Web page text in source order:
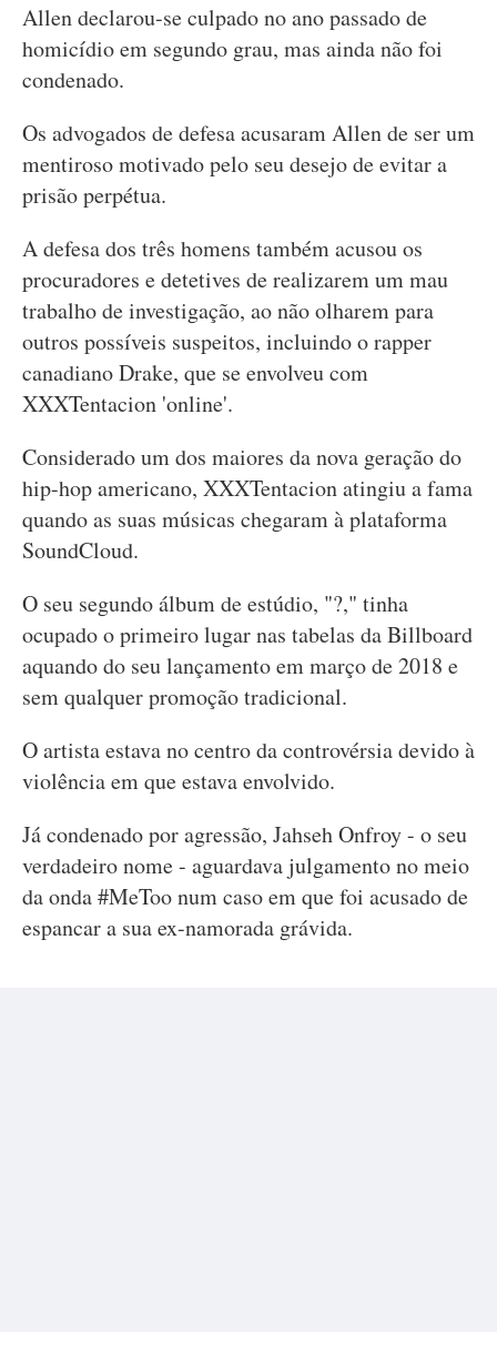
Allen declarou-se culpado no ano passado de
homicídio em segundo grau, mas ainda não foi
condenado.
Os advogados de defesa acusaram Allen de ser um
mentiroso motivado pelo seu desejo de evitar a
prisão perpétua.
A defesa dos três homens também acusou os
procuradores e detetives de realizarem um mau
trabalho de investigação, ao não olharem para
outros possíveis suspeitos, incluindo o rapper
canadiano Drake, que se envolveu com
XXXTentacion 'online'.
Considerado um dos maiores da nova geração do
hip-hop americano, XXXTentacion atingiu a fama
quando as suas músicas chegaram à plataforma
SoundCloud.
O seu segundo álbum de estúdio, "?," tinha
ocupado o primeiro lugar nas tabelas da Billboard
aquando do seu lançamento em março de 2018 e
sem qualquer promoção tradicional.
O artista estava no centro da controvérsia devido à
violência em que estava envolvido.
Já condenado por agressão, Jahseh Onfroy - o seu
verdadeiro nome - aguardava julgamento no meio
da onda #MeToo num caso em que foi acusado de
espancar a sua ex-namorada grávida.